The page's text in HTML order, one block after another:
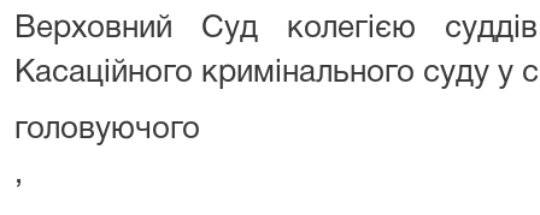
Верховний Суд колегією
Касаційного кримінального суду у
,